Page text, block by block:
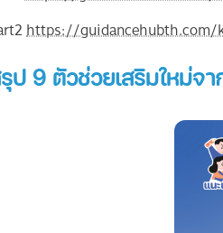
https://guidancehubth.com/
ป 9 ตัวช่วยเสริมใหม่จ